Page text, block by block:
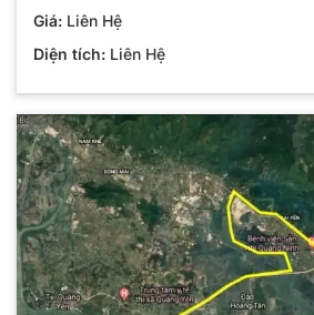
Giá:Liên Hệ
Diện tích:Liên Hệ